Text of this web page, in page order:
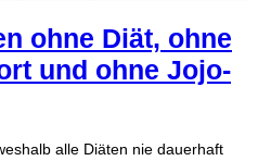
ohne Diät, ohne
und ohne Jojo-
alle Diäten nie dauerhaft